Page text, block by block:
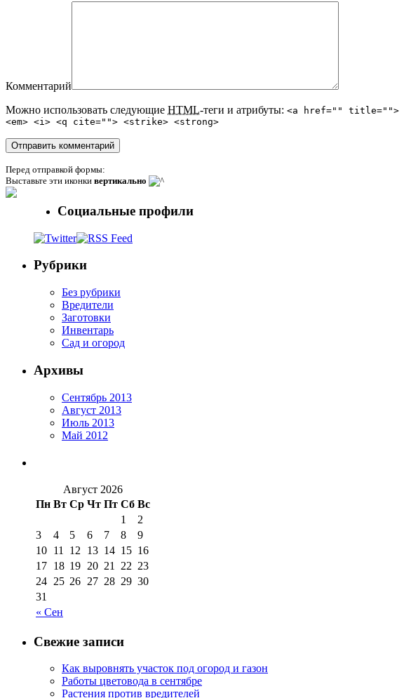
Комментарий
Можно использовать следующие HTML-теги и атрибуты: <a href="" title="">
<em> <i> <q cite=""> <strike> <strong>
Перед отправкой формы:
Выставьте эти иконки вертикально
Социальные профили
Рубрики
Без рубрики
Вредители
Заготовки
Инвентарь
Сад и огород
Архивы
Сентябрь 2013
Август 2013
Июль 2013
Май 2012
Август 2026
Пн Вт Ср Чт Пт Сб Вс
« Сен
1
2
3
4 5 6 7 8
9
10 11 12 13 14 15 16
17 18 19 20 21 22 23
24 25 26 27 28 29 30
31
Свежие записи
Как выровнять участок под огород и газон
Работы цветовода в сентябре
Растения против вредителей